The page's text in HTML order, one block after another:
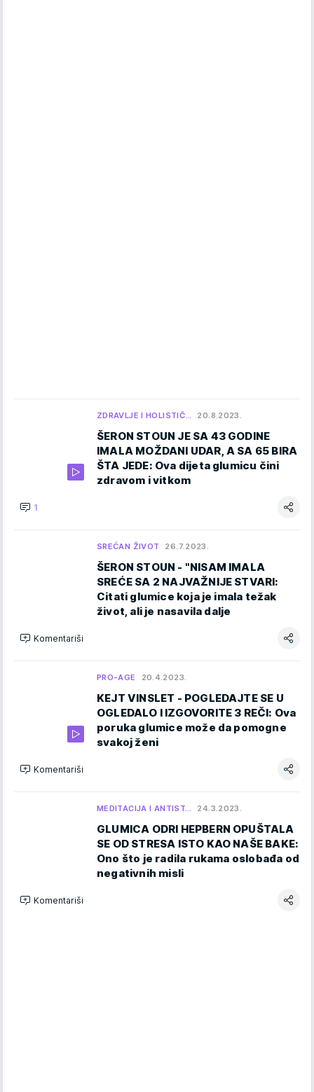
ZDRAVLJE I HOLISTIČ… 20.8.2023.
ŠERON STOUN JE SA 43 GODINE
IMALA MOŽDANI UDAR, A SA 65 BIRA
ŠTA JEDE: Ova dijeta glumicu čini
zdravom i vitkom
1
SREĆAN ŽIVOT 26.7.2023.
ŠERON STOUN - "NISAM IMALA
SREĆE SA 2 NAJVAŽNIJE STVARI:
Citati glumice koja je imala težak
život, ali je nasavila dalje
Komentariši
PRO-AGE 20.4.2023.
KEJT VINSLET - POGLEDAJTE SE U
OGLEDALO I IZGOVORITE 3 REČI: Ova
poruka glumice može da pomogne
svakoj ženi
Komentariši
MEDITACIJA I ANTIST… 24.3.2023.
GLUMICA ODRI HEPBERN OPUŠTALA
SE OD STRESA ISTO KAO NAŠE BAKE:
Ono što je radila rukama oslobađa od
negativnih misli
Komentariši